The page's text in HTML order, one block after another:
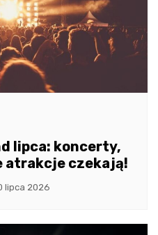
lipca: koncerty,
czekają!
lipca 2026